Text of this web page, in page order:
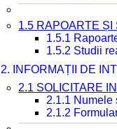
1.5 RAPOARTE ȘI
1.5.1
1.5.2 Studii
2. INFORMAȚII DE
2.1 SOLICITARE
2.1.1 Numele
2.1.2